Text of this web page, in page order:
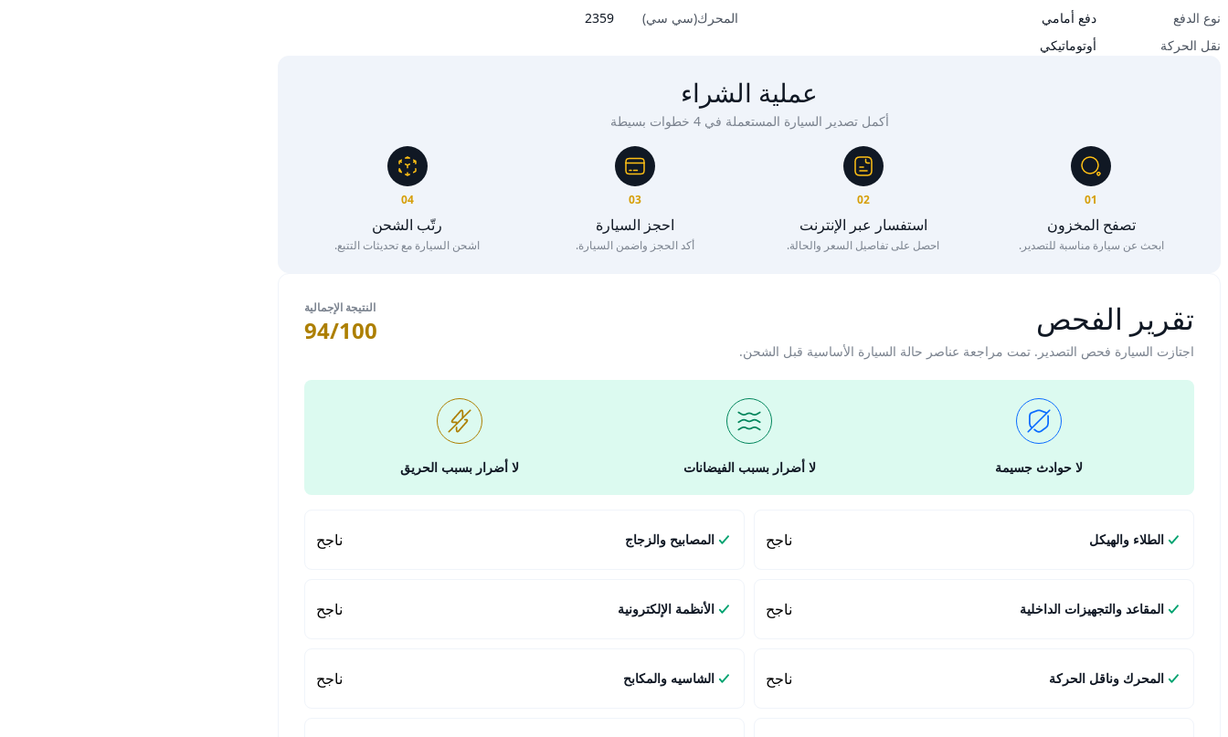
نوع الدفع
دفع أمامي المحرك(سي سي)
2359
نقل الحركة
أوتوماتيكي
عملية الشراء
أكمل تصدير السيارة المستعملة في 4 خطوات بسيطة
01
تصفح المخزون
ابحث عن سيارة مناسبة للتصدير.
02
استفسار عبر الإنترنت
احصل على تفاصيل السعر والحالة.
03
احجز السيارة
أكد الحجز واضمن السيارة.
04
رتّب الشحن
اشحن السيارة مع تحديثات التتبع.
تقرير الفحص
اجتازت السيارة فحص التصدير. تمت مراجعة عناصر حالة السيارة الأساسية قبل الشحن.
النتيجة الإجمالية
94/100
لا حوادث جسيمة لا أضرار بسبب الفيضانات لا أضرار بسبب الحريق
الطلاء والهيكل ناجح المصابيح والزجاج ناجح
المقاعد والتجهيزات الداخلية ناجح الأنظمة الإلكترونية ناجح
المحرك وناقل الحركة ناجح الشاسيه والمكابح ناجح